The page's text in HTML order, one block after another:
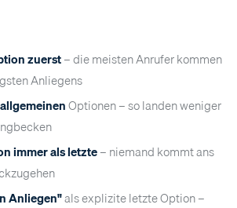
zuerst– die meisten Anrufer kommen
Anliegens
Optionen – so landen weniger
immer als letzte– niemand kommt ans
Anliegen"als explizite letzte Option –